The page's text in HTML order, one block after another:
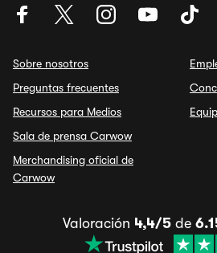
Sobre nosotros
Preguntas frecuentes
Recursos para Medios
Sala de prensa Carwow
Merchandising oficial de
Carwow
Valoración 4,4/5 de